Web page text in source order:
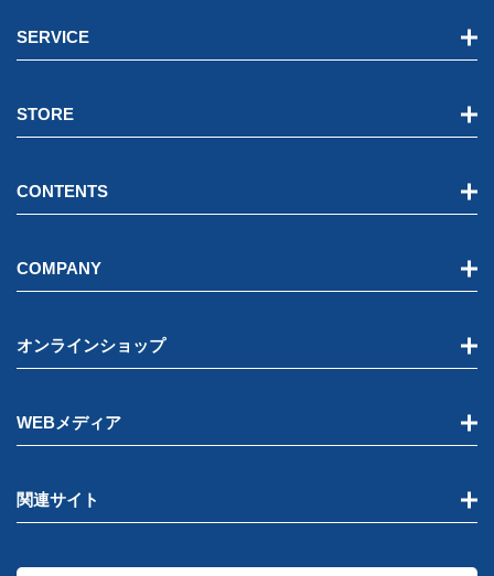
SERVICE
STORE
CONTENTS
COMPANY
オンラインショップ
WEBメディア
関連サイト